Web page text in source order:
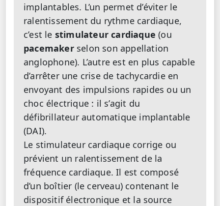
implantables. L’un permet d’éviter le
ralentissement du rythme cardiaque,
c’est le stimulateur cardiaque(ou
pacemakerselon son appellation
anglophone). L’autre est en plus capable
d’arrêter une crise de tachycardie en
envoyant des impulsions rapides ou un
choc électrique : il s’agit du
défibrillateur automatique implantable
(DAI).
Le stimulateur cardiaque corrige ou
prévient un ralentissement de la
fréquence cardiaque. Il est composé
d’un boîtier (le cerveau) contenant le
dispositif électronique et la source